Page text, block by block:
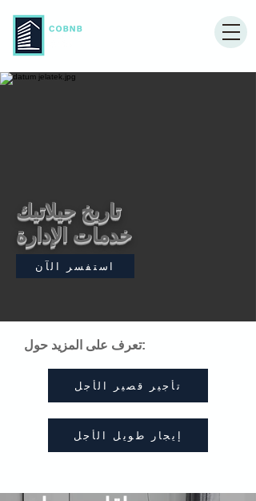
تاريخ جيلاتيك
خدمات الإدارة
استفسر الآن
تعرف على المزيد حول:
تأجير قصير الأجل
إيجار طويل الأجل